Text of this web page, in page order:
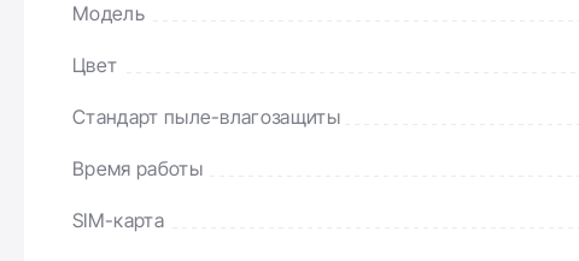
Модель
Цвет
Стандарт пыле-влагозащиты
Время работы
SIM-карта